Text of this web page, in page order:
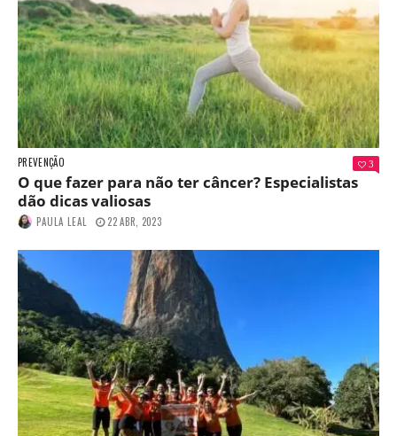
PREVENÇÃO 3
O que fazer para não ter câncer? Especialistas
dão dicas valiosas
PAULA LEAL 22 ABR, 2023